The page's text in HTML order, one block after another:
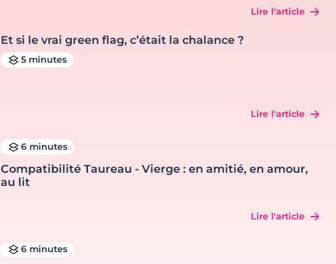
Lire l'article
Et si le vrai green flag, c’était la chalance ?
5 minutes
Lire l'article
6 minutes
Compatibilité Taureau - Vierge : en amitié, en amour,
au lit
Lire l'article
6 minutes